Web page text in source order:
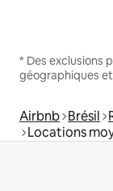
* Des exclusions
géographiques
Airbnb Brésil
Locations